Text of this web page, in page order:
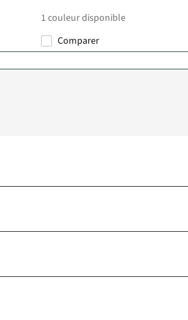
1 couleur disponible
Comparer